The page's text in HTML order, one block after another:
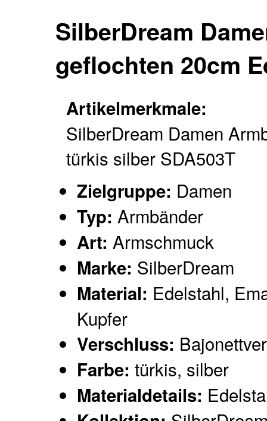
SilberDream
geflochten 20cm
Artikelmerkmale:
SilberDream Damen
türkis silber SDA503T
Zielgruppe: Damen
Typ: Armbänder
Art: Armschmuck
Marke: SilberDream
Material: Edelstahl,
Kupfer
Verschluss:
Farbe: türkis, silber
Materialdetails: